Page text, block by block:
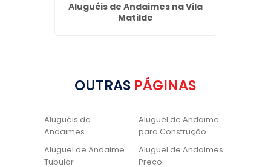
Aluguéis de Andaimes na Vila
Matilde
OUTRAS PÁGINAS
Aluguéis de
Andaimes
Aluguel de Andaime
para Construção
Aluguel de Andaime
Tubular
Aluguel de Andaimes
Preço